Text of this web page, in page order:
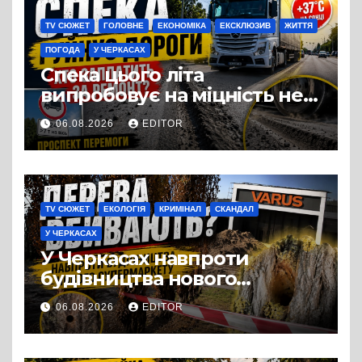
TV СЮЖЕТ ГОЛОВНЕ ЕКОНОМІКА ЕКСКЛЮЗИВ ЖИТТЯ
ПОГОДА У ЧЕРКАСАХ
Спека цього літа
випробовує на міцність не
лише людей, а й дороги
Черкас
06.08.2026 EDITOR
TV СЮЖЕТ ЕКОЛОГІЯ КРИМІНАЛ СКАНДАЛ
У ЧЕРКАСАХ
У Черкасах навпроти
будівництва нового
супермаркету VARUS на
проспекті Перемоги всохли
дерева. І це навряд чи
06.08.2026 EDITOR